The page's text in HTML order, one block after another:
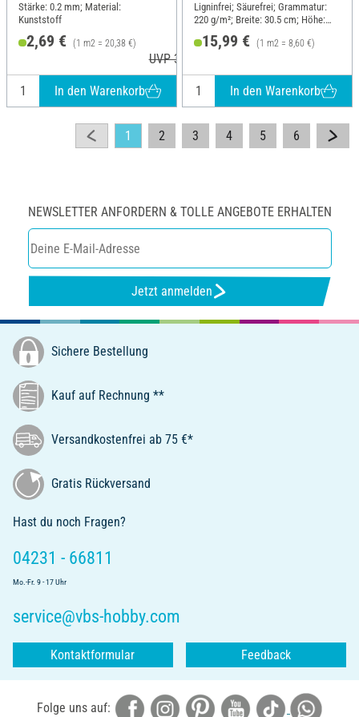
Stärke: 0.2 mm; Material:
Kunststoff
2,69 € (1 m2 = 20,38 €)
UVP 3,19 €
In den Warenkorb
Ligninfrei; Säurefrei; Grammatur:
220 g/m²; Breite: 30.5 cm; Höhe:
30.5 cm; Material: Papier
15,99 € (1 m2 = 8,60 €)
In den Warenkorb
1 2 3 4 5 6
NEWSLETTER ANFORDERN & TOLLE ANGEBOTE ERHALTEN
Jetzt anmelden
Sichere Bestellung
Kauf auf Rechnung **
Versandkostenfrei ab 75 €*
Gratis Rückversand
Hast du noch Fragen?
04231 - 66811
Mo.-Fr. 9 - 17 Uhr
service@vbs-hobby.com
Kontaktformular Feedback
Folge uns auf: